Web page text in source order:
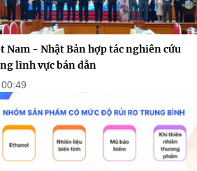
Nam - Nhật Bản hợp tác nghiên cứu
lĩnh vực bán dẫn
00:49